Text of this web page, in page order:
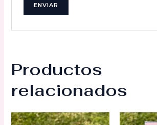
Productos
relacionados